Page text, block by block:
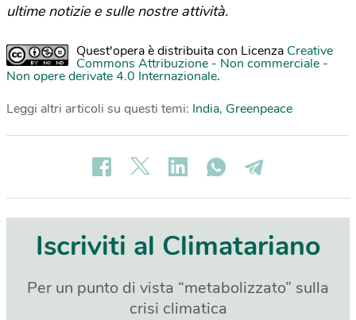
ultime notizie e sulle nostre attività.
Quest'opera è distribuita con Licenza Creative
Commons Attribuzione - Non commerciale -
Non opere derivate 4.0 Internazionale.
Leggi altri articoli su questi temi: India, Greenpeace
Iscriviti al Climatariano
Per un punto di vista “metabolizzato” sulla
crisi climatica